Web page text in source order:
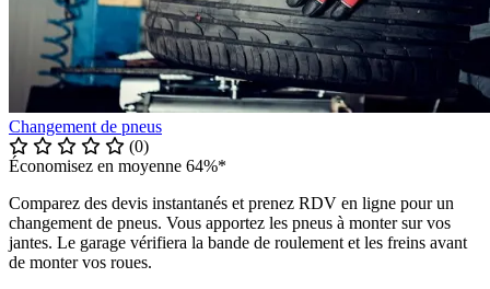
Changement de pneus
(0)
Économisez en moyenne 64%*
Comparez des devis instantanés et prenez RDV en ligne pour un
changement de pneus. Vous apportez les pneus à monter sur vos
jantes. Le garage vérifiera la bande de roulement et les freins avant
de monter vos roues.